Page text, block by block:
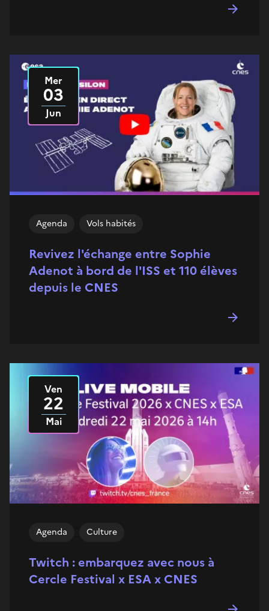
Revivez l'échange entre Sophie
Adenot à bord de l'ISS et 110 élèves
depuis le CNES
Agenda Vols habités
Mer
03
Jun
2026
Twitch : embarquez avec nous à
Cercle Festival x ESA x CNES
Agenda Culture
LeVen
22
Mai
2026